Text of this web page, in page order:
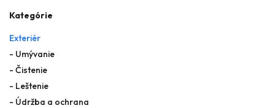
Kategórie
Exteriér
- Umývanie
- Čistenie
- Leštenie
- Údržba a ochrana